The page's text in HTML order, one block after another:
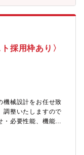
基板は半導体よりも
で品質・性能による
性を作り出すこと
過ぎず、どちらの
の地域となってお
ンクインしていま
が多くの事業場を
ら名古屋までは30
良い土地です。・
物件の家賃では、名
万円商店街から大
ルも数多くありま
入院にかかる医療
います
採用枠あり〉
機械設計をお任せ致
調整いたしますので
・必要性能、機能を
運転フォロー※機械
の方は、その経験